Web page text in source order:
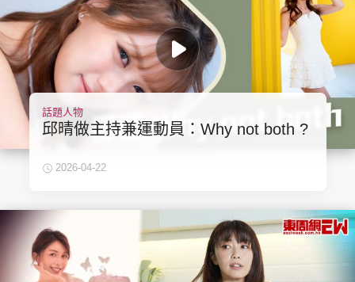
話題人物
邱晴做主持兼運動員：Why not both ?
2026-04-22